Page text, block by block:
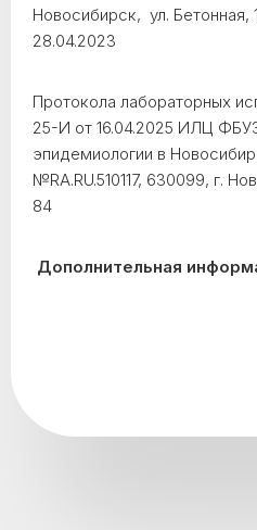
Новосибирск, ул. Бетонная,
28.04.2023
Протокола лабораторных
25-И от 16.04.2025 ИЛЦ
эпидемиологии в
№RA.RU.510117, 630099, г.
84
Дополнительная